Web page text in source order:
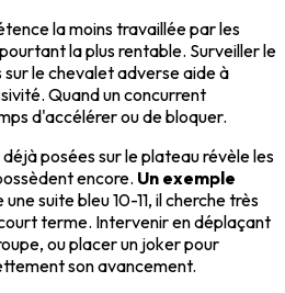
la moins travaillée par les
la plus rentable. Surveiller le
le chevalet adverse aide à
Quand un concurrent
d'accélérer ou de bloquer.
posées sur le plateau révèle les
encore. Un exemple
une suite bleu 10-11, il cherche très
terme. Intervenir en déplaçant
ou placer un joker pour
son avancement.